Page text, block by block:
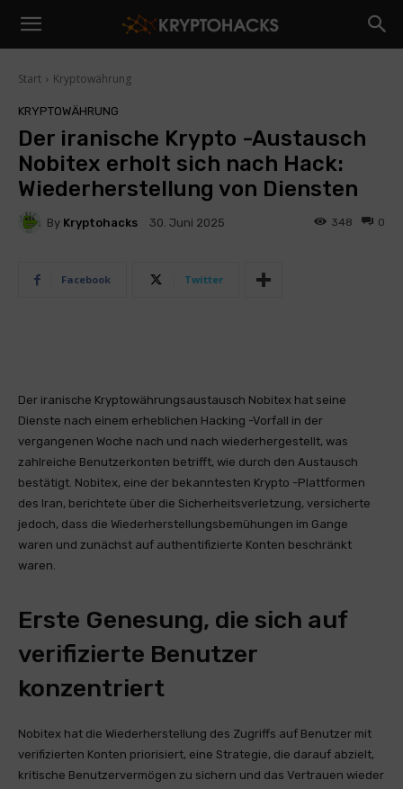
Start Kryptowährung
KRYPTOWÄHRUNG
Der iranische Krypto -Austausch
Nobitex erholt sich nach Hack:
Wiederherstellung von Diensten
By Kryptohacks 30. Juni 2025 0
348
Facebook Twitter
Der iranische Kryptowährungsaustausch Nobitex hat seine
Dienste nach einem erheblichen Hacking -Vorfall in der
vergangenen Woche nach und nach wiederhergestellt, was
zahlreiche Benutzerkonten betrifft, wie durch den Austausch
bestätigt. Nobitex, eine der bekanntesten Krypto -Plattformen
des Iran, berichtete über die Sicherheitsverletzung, versicherte
jedoch, dass die Wiederherstellungsbemühungen im Gange
waren und zunächst auf authentifizierte Konten beschränkt
waren.
Erste Genesung, die sich auf
verifizierte Benutzer
konzentriert
Nobitex hat die Wiederherstellung des Zugriffs auf Benutzer mit
verifizierten Konten priorisiert, eine Strategie, die darauf abzielt,
kritische Benutzervermögen zu sichern und das Vertrauen wieder